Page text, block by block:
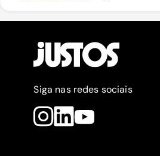
Siga nas redes sociais